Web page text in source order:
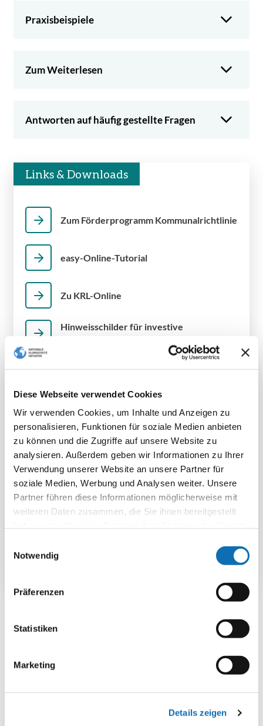
Diese Webseite verwendet Cookies
Wir verwenden Cookies, um Inhalte und Anzeigen zu
personalisieren, Funktionen für soziale Medien anbieten
zu können und die Zugriffe auf unsere Website zu
analysieren. Außerdem geben wir Informationen zu Ihrer
Verwendung unserer Website an unsere Partner für
soziale Medien, Werbung und Analysen weiter. Unsere
Partner führen diese Informationen möglicherweise mit
weiteren Daten zusammen, die Sie ihnen bereitgestellt
Notwendig
Präferenzen
Statistiken
Marketing
Details zeigen
Praxisbeispiele
Zum Weiterlesen
Antworten auf häufig gestellte Fragen
Links & Downloads
Zum Förderprogramm Kommunalrichtlinie
easy-Online-Tutorial
Zu KRL-Online
Hinweisschilder für investive
Richtlinie zur Bundesförderung kommunaler
pdf | 608.87 KB
Download
Technischer Annex der Kommunalrichtlinie:
inhaltliche und technische Mindestanforderungen
pdf | 318.30 KB
Download
Gesellschaft (ZUG) gGmbH